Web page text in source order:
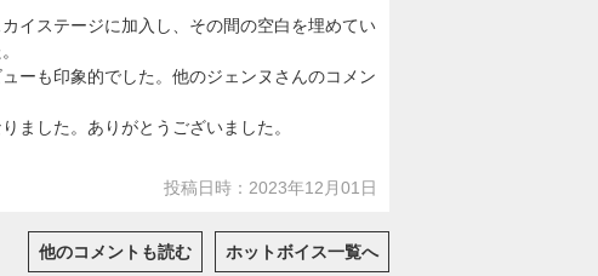
イステージに加入し、その間の空白を埋めてい
ーも印象的でした。他のジェンヌさんのコメン
ました。ありがとうございました。
投稿日時：2023年12月01日
他のコメントも読む ホットボイス一覧へ